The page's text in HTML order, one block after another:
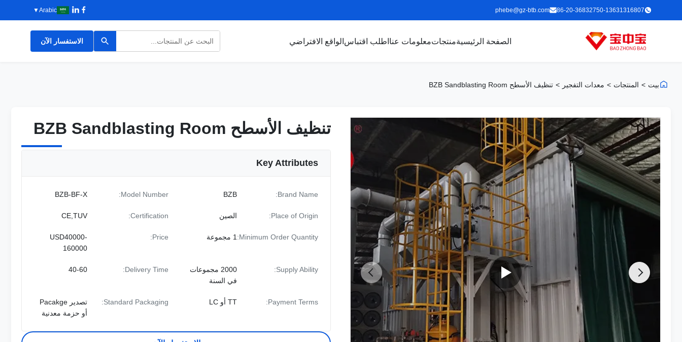
86-20-36832750-13631316807
phebe@gz-btb.com
Arabic
▼
الصفحة الرئيسيةمنتجاتمعلومات عنا اطلب اقتباس الواقع الافتراضي الاستفسار الآن
بيت > المنتجات > معدات التفجير > تنظيف الأسطح BZB Sandblasting Room
تنظيف الأسطح BZB Sandblasting Room
تنظيف الأسطح BZB Sandblasting Room
Key Attributes
Brand Name:
BZB
Model Number:
BZB-BF-X
Place of Origin: الصين Certification:
CE,TUV
Minimum Order Quantity: 1 مجموعة Price:
USD40000-
160000
Supply Ability:
2000 مجموعات
في السنة
Delivery Time:
40-60
Payment Terms: TT أو LC Standard Packaging:
تصدير Pacakge
أو حزمة معدنية